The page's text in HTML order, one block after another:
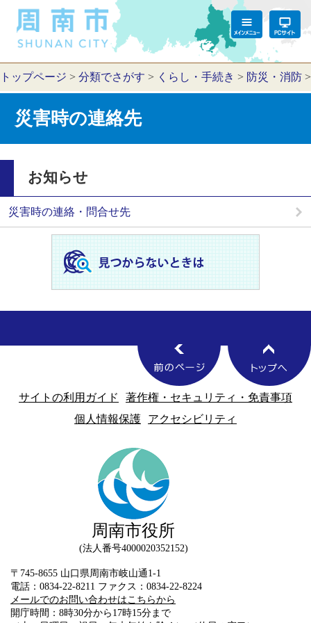
トップページ > 分類でさがす > くらし・手続き > 防災・消防
災害時の連絡先
お知らせ
災害時の連絡・問合せ先
サイトの利用ガイド
著作権・セキュリティ・免責事項
個人情報保護
アクセシビリティ
周南市役所
法人番号4000020352152
〒745-8655 山口県周南市岐山通1-1
電話：0834-22-8211 ファクス：0834-22-8224
メールでのお問い合わせはこちらから
開庁時間：8時30分から17時15分まで